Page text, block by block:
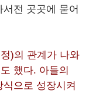
전 곳곳에 묻어
)의 관계가 나와
했다. 아들의
으로 성장시켜